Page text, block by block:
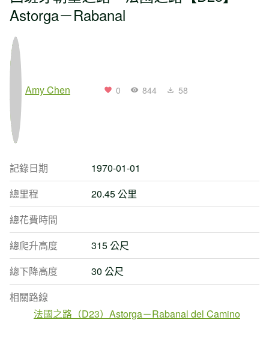
Astorga－Rabanal
Amy Chen 0 844 58
記錄日期
1970-01-01
總里程
20.45 公里
總花費時間
總爬升高度
315 公尺
總下降高度
30 公尺
相關路線
法國之路（D23）Astorga－Rabanal del Camino